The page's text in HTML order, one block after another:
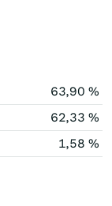
63,90 %
62,33 %
1,58 %